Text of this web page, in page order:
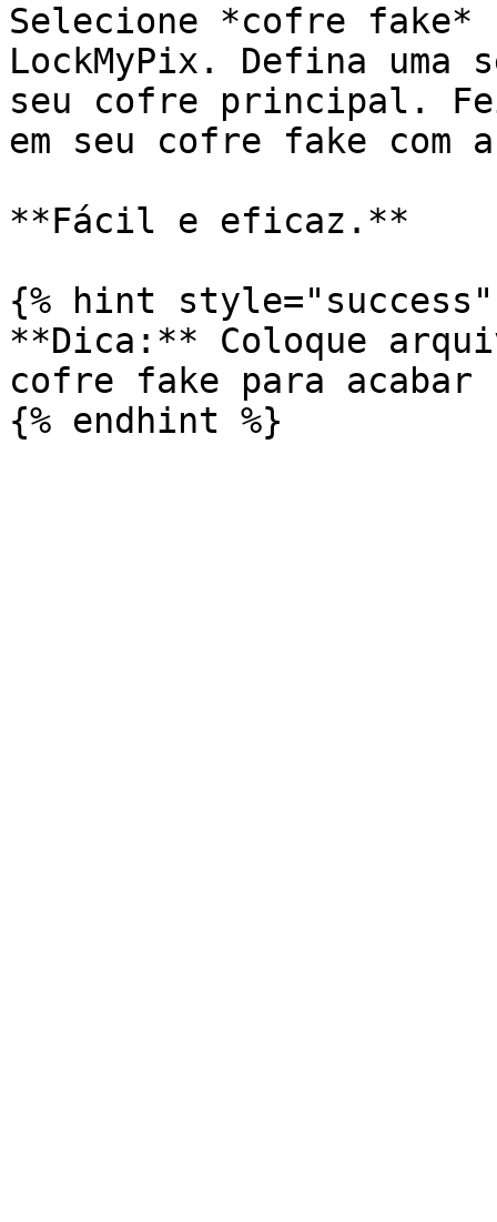
Selecione *cofre fake*
LockMyPix. Defina uma
seu cofre principal.
em seu cofre fake com
**Fácil e eficaz.**
{% hint style="success"
**Dica:** Coloque
cofre fake para acabar